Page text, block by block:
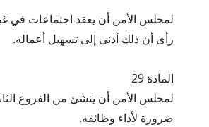
لمجلس الأمن أن يعقد اجتماعات في
رأى أن ذلك أدنى إلى تسهيل أعماله.
المادة 29
لمجلس الأمن أن ينشئ من الفروع
ضرورة لأداء وظائفه.